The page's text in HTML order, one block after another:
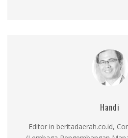
Handi
Editor in beritadaerah.co.id,